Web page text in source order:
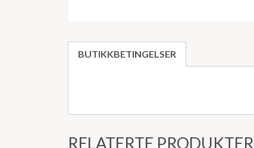
BUTIKKBETINGELSER
RELATERTE PRODUKTER